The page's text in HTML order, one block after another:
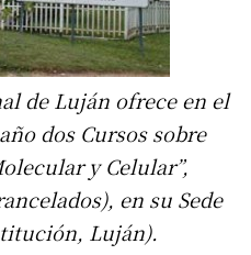
de Luján ofrece en el
dos Cursos sobre
y Celular”,
en su Sede
Luján).